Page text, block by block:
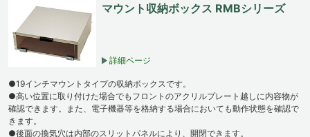
マウント収納ボックス RMBシリーズ
詳細ページ
●19インチマウントタイプの収納ボックスです。
●高い位置に取り付けた場合でもフロントのアクリルプレート越しに内容物が
確認できます。また、電子機器等を格納する場合においても動作状態を確認で
きます。
●後面の換気穴は内部のスリットパネルにより、開閉できます。